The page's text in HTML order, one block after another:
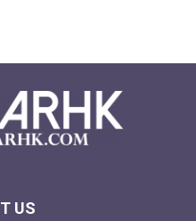
US